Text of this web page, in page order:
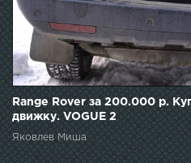
Range Rover за 200.000 р.
движку. VOGUE 2
Яковлев Миша